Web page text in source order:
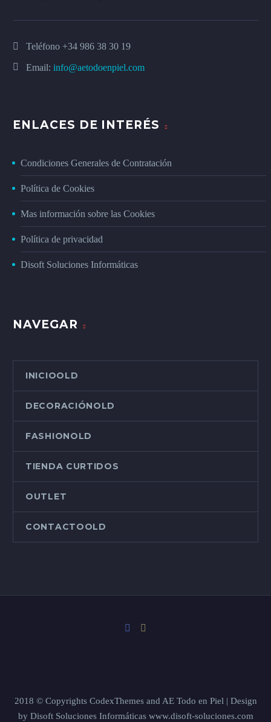
Teléfono +34 986 38 30 19
Email: info@aetodoenpiel.com
ENLACES DE INTERÉS
Condiciones Generales de Contratación
Política de Cookies
Mas información sobre las Cookies
Política de privacidad
Disoft Soluciones Informáticas
NAVEGAR
INICIOOLD
DECORACIÓNOLD
FASHIONOLD
TIENDA CURTIDOS
OUTLET
CONTACTOOLD
2018 © Copyrights CodexThemes and AE Todo en Piel | Design
by Disoft Soluciones Informáticas www.disoft-soluciones.com